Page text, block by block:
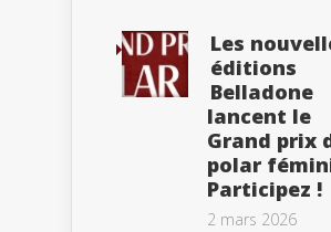
Les
éditions
Belladone
lancent le
Grand prix
polar
Participez !
2 mars 2026